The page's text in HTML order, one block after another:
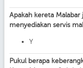
Apakah kereta
menyediakan servis
Y
Pukul berapa